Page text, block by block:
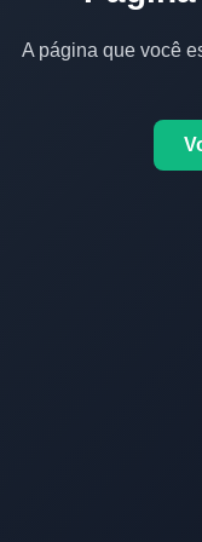
A página que você